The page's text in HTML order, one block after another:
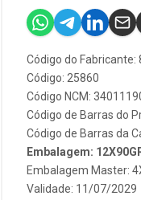
Código do Fabricante:
Código: 25860
Código NCM:
Código de Barras do
Código de Barras da
Embalagem:
Embalagem Master:
Validade: 11/07/2029